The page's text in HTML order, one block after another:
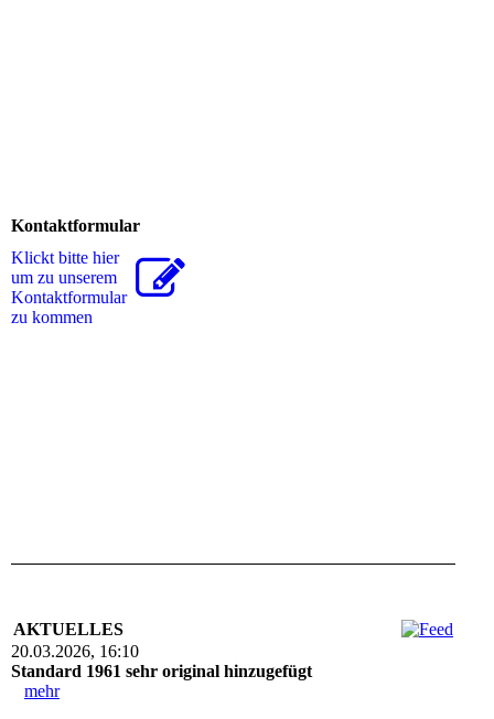
Kontaktformular
Klickt bitte hier
um zu unserem
Kon­takt­for­mu­lar
zu kommen
AKTUELLES
20.03.2026, 16:10
Standard 1961 sehr original hinzugefügt
mehr